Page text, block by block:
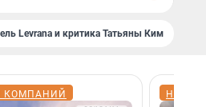
Levrana и критика Татьяны Ким
КОМПАНИЙ